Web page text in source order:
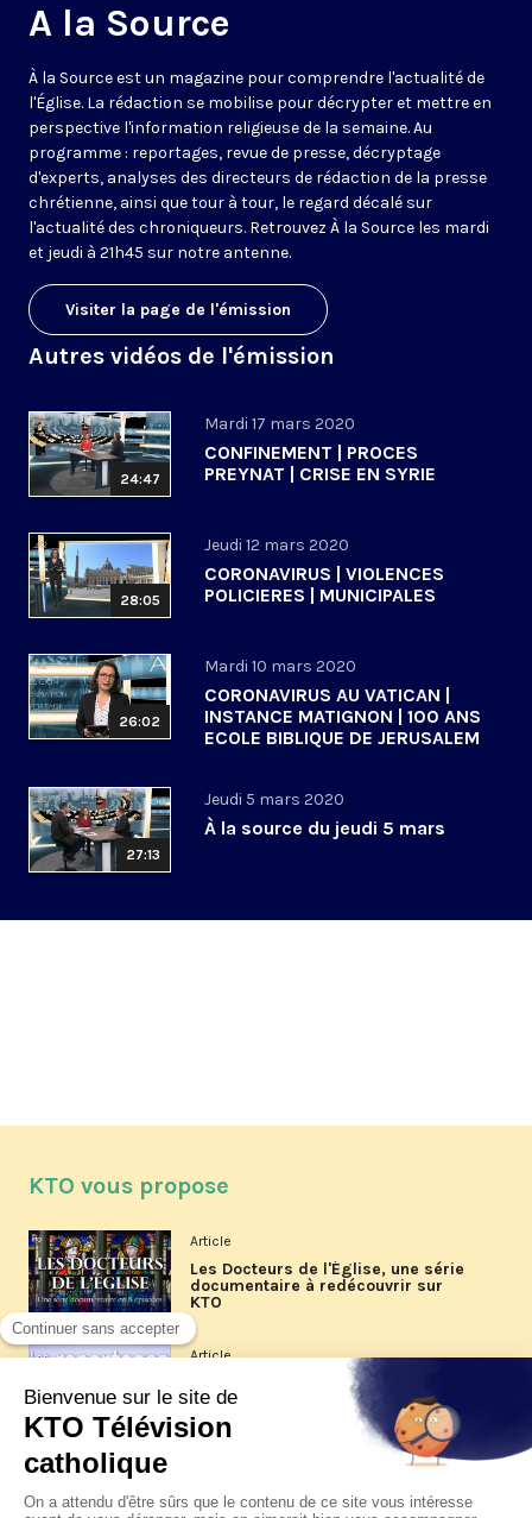
A la Source
À la Source est un magazine pour comprendre l'actualité de
l'Église. La rédaction se mobilise pour décrypter et mettre en
perspective l'information religieuse de la semaine. Au
programme : reportages, revue de presse, décryptage
d'experts, analyses des directeurs de rédaction de la presse
chrétienne, ainsi que tour à tour, le regard décalé sur
l'actualité des chroniqueurs. Retrouvez À la Source les mardi
et jeudi à 21h45 sur notre antenne.
Visiter la page de l'émission
Autres vidéos de l'émission
24:47
Mardi 17 mars 2020
CONFINEMENT | PROCES
PREYNAT | CRISE EN SYRIE
28:05
Jeudi 12 mars 2020
CORONAVIRUS | VIOLENCES
POLICIERES | MUNICIPALES
26:02
Mardi 10 mars 2020
CORONAVIRUS AU VATICAN |
INSTANCE MATIGNON | 100 ANS
ECOLE BIBLIQUE DE JERUSALEM
27:13
Jeudi 5 mars 2020
À la source du jeudi 5 mars
KTO vous propose
Article
Les Docteurs de l'Église, une série
documentaire à redécouvrir sur
KTO
Article
Les reportages d'été 2026 de KTO
La visite pastorale du pape Léon
XIV à Assise à suivre sur KTO le